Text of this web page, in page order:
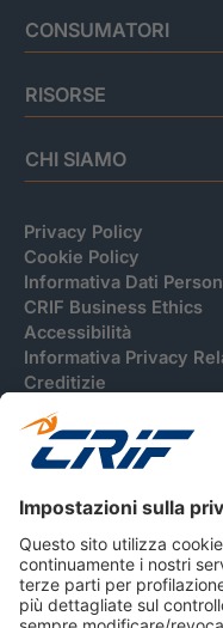
CONSUMATORI
RISORSE
CHI SIAMO
Privacy Policy
Cookie Policy
Informativa Dati
CRIF Business Ethics
Accessibilità
Informativa Privacy
Creditizie
sottoscritto €
R.E.A. n° 410952 | Reg.
Società soggetta
CRIBIS Holding S.r.l.,